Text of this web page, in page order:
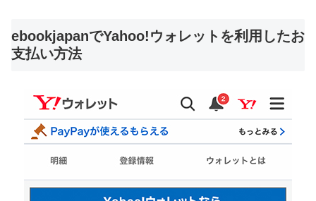
ebookjapanでYahoo!ウォレットを利用したお
支払い方法